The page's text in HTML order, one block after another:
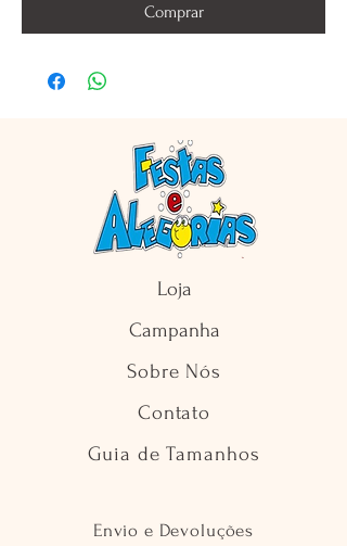
Comprar
Loja
Campanha
Sobre Nós
Contato
Guia de Tamanhos
Envio e Devoluções